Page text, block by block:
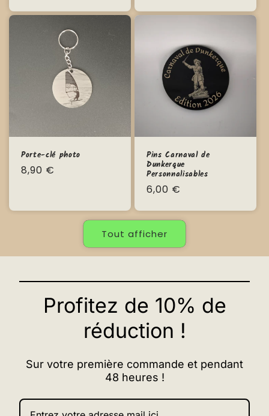
Porte-clé photo
Prix
8,90 €
Pins Carnaval de
Dunkerque
Personnalisables
Prix
6,00 €
Tout afficher
Profitez de 10% de
réduction !
Sur votre première commande et pendant
48 heures !